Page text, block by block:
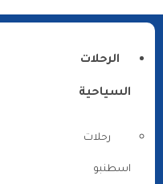
الرحلات
السياحية
رحلات
اسطنبو